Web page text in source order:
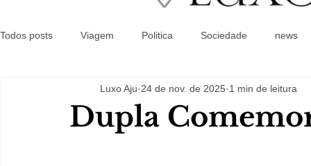
Todos posts Viagem Politica Sociedade news
Dupla
Luxo Aju 24 de nov. de 2025 1 min de leitura